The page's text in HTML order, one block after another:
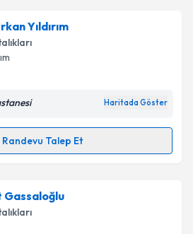
için randevu takvimi talebi
randevu almanız için bir
e-posta ile bilgilendireceğiz.
işlenmesine ilişkinAydınlatma
Yıldırım
Haritada Göster
Randevu Talep Et
Talebi
için randevu takvimi talebi
randevu almanız için bir
e-posta ile bilgilendireceğiz.